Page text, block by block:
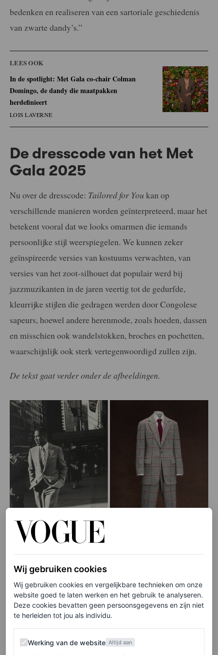
bedenken en realiseren van een sartoriale geschiedenis
van zwarte dandy’s.”
LEES OOK
In de spotlight: Met Gala co-chair Colman
Domingo, de dandy die maatpakken
herdefinieert
LOIS LAVERNE
De dresscode van het Met
Gala 2025
Nu over de dresscode: Tailored for You kan op
verschillende manieren worden geïnterpreteerd, maar het
betekent vooral dat we looks omarmen die iemands
persoonlijke stijl weerspiegelen. We kunnen zeker
geïnspireerde versies van kostuums verwachten, van
versies van het zoot-silhouet dat populair werd bij
jazzmuzikanten in de jaren veertig tot de gedurfde,
kleurrijke stijlen die gedragen werden door Congolese
sapeurs, hoewel andere herenmode, zoals hoeden, dassen
en misschien ook wandelstokken, broches en pochetten,
waarschijnlijk ook sterk vertegenwoordigd zullen zijn.
De tekst gaat verder onder de afbeeldingen.
©THE METROPOLITAN MUSEUM OF ART
André Leon Talley draagt een pak van Morty Sills in 1986.
Bezoekers kunnen inspiratie opdoen bij
voorzittersColman Domingo, Lewis Hamilton, A$AP
Rocky en Pharrell Williams, samen met erevoorzitter
Wij gebruiken cookies
Wij gebruiken cookies en vergelijkbare technieken om onze
website goed te laten werken en het gebruik te analyseren.
Deze cookies bevatten geen persoonsgegevens en zijn niet
te herleiden tot jou als individu.
Werking van de website
Werking van de website Altijd aan